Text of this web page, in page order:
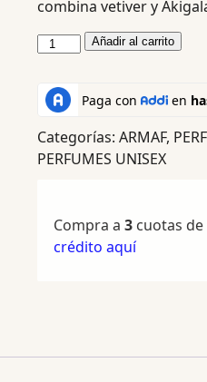
combina vetiver y
Añadir al carrito
Categorías: ARMAF,
PERFUMES UNISEX
Compra a 3cuotas de
crédito aquí